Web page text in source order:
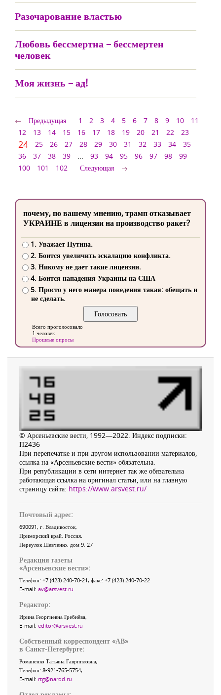
Разочарование властью
Любовь бессмертна – бессмертен
человек
Моя жизнь – ад!
Предыдущая 1 2 3 4 5 6 7 8 9 10
11
12
13 14 15 16 17 18 19 20 21 22 23
24 25 26 27 28 29 30 31 32 33 34
35
36
37 38 39 ... 93 94 95 96 97 98
99
100
101 102 Следующая
почему, по вашему мнению, трамп отказывает
УКРАИНЕ в лицензии на производство ракет?
1. Уважает Путина.
2. Боится увеличить эскалацию конфликта.
3. Никому не дает такие лицензии.
4. Боится нападения Украины на США
5. Просто у него манера поведения такая: обещать и
не сделать.
Всего проголосовало
1 человек
Прошлые опросы
© Арсеньевские вести, 1992—2022. Индекс подписки:
П2436
При перепечатке и при другом использовании материалов,
ссылка на «Арсеньевские вести» обязательна.
При републикации в сети интернет так же обязательна
работающая ссылка на оригинал статьи, или на главную
страницу сайта: https://www.arsvest.ru/
Почтовый адрес:
690091, г. Владивосток,
Приморский край, Россия
Переулок Шевченко, дом 9, 27
Редакция газеты
«Арсеньевские вести»:
Телефон: +7 (423) 240-70-21, факс: +7 (423) 240-70-22
E-mail: av@arsvest.ru
Редактор:
Ирина Георгиевна Гребнёва,
E-mail: editor@arsvest.ru
Собственный корреспондент «АВ»
в Санкт-Петербурге:
Романенко Татьяна Гаврииловна,
Телефон: 8-921-765-5754,
E-mail: rtg@narod.ru